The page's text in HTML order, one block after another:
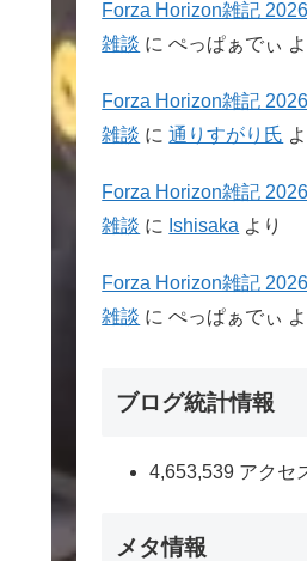
Forza Horizon雑記
雑談 にぺっぱぁでぃ
Forza Horizon雑記
雑談 に通りすがり氏
Forza Horizon雑記
雑談 に Ishisaka より
Forza Horizon雑記
雑談 にぺっぱぁでぃ
ブログ統計情報
4,653,539 アクセ
メタ情報